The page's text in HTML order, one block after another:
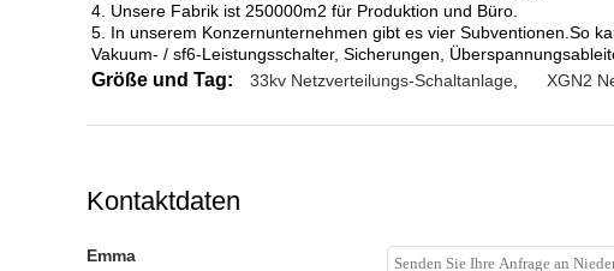
4. Unsere Fabrik ist 250000m2 für Produktion und Büro.
5. In unserem Konzernunternehmen gibt es vier Subventionen.So
Vakuum- / sf6-Leistungsschalter, Sicherungen,
Größe und Tag: 33kv Netzverteilungs-Schaltanlage XGN2
Kontaktdaten
Emma